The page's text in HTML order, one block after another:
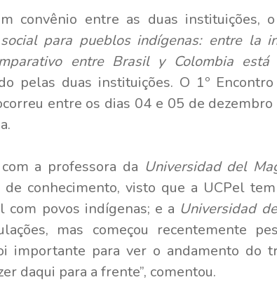
convênio entre as duas instituições,
para pueblos indígenas: entre la
entre Brasil y Colombia está
pelas duas instituições. O 1º
entre os dias 04 e 05 de
a professora da Universidad del
de conhecimento, visto que a UCPel
com povos indígenas; e a Universidad
mas começou recentemente
importante para ver o andamento do
daqui para a frente”, comentou.